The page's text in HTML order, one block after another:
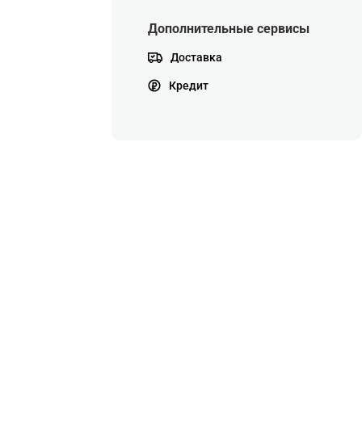
Дополнительные сервисы
Доставка
Кредит